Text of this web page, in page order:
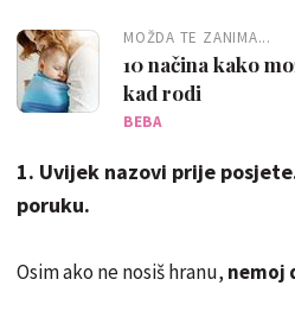
MOŽDA TE ZANIMA...
10 načina kako
kad rodi
BEBA
1. Uvijek nazovi prije
poruku.
Osim ako ne nosiš hranu, nemoj